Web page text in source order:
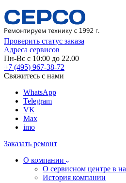
Проверить статус заказа
Адреса сервисов
Пн-Вс с 10:00 до 22.00
+7 (495) 967-38-72
Свяжитесь с нами
WhatsApp
Telegram
VK
Max
imo
Заказать ремонт
О компании
О сервисном центре в
История компании